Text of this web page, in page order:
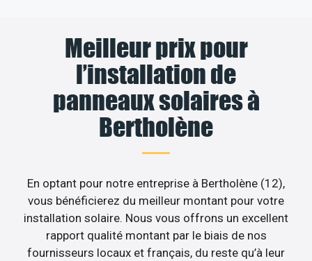
Meilleur prix pour
l’installation de
panneaux solaires à
Bertholène
En optant pour notre entreprise à Bertholène (12),
vous bénéficierez du meilleur montant pour votre
installation solaire. Nous vous offrons un excellent
rapport qualité montant par le biais de nos
fournisseurs locaux et français, du reste qu’à leur